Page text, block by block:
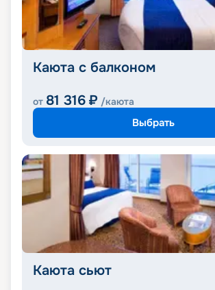
Каюта с балконом
от 81 316 ₽ /каюта
Выбрать
Каюта сьют